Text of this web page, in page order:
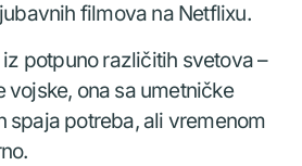
filmova na Netflixu.
potpuno različitih svetova –
vojske, ona sa umetničke
spaja potreba, ali vremenom